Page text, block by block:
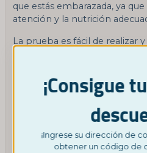
que estás embarazada, ya
atención y la nutrición
La prueba es fácil de realizar
prepararse para un
Una prueba de embarazo es
determinar si una persona
importante hacerse la
¡Consigue
¡Ingrese su dirección de
obtener un código de